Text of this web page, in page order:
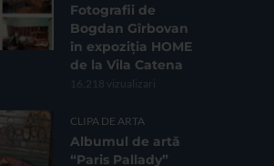
Fotografii de
Bogdan Gîrbovan
în expoziția HOME
de la Vila Catena
16.218 vizualizari
CLIPA DE ARTA
Albumul de artă
“Paris Pallady”